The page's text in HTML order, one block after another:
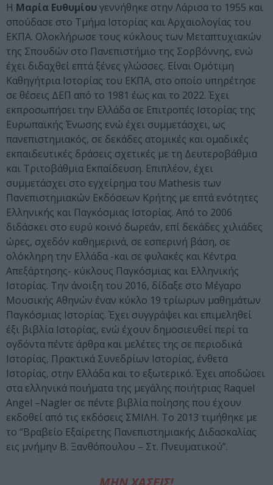
Η Μαρία Ευθυμίου γεννήθηκε στην Λάρισα το 1955 και
σπούδασε στο Τμήμα Ιστορίας και Αρχαιολογίας του
ΕΚΠΑ. Ολοκλήρωσε τους κύκλους των Μεταπτυχιακών
της Σπουδών στο Πανεπιστήμιο της Σορβόννης, ενώ
έχει διδαχθεί επτά ξένες γλώσσες. Είναι Ομότιμη
Καθηγήτρια Ιστορίας του ΕΚΠΑ, στο οποίο υπηρέτησε
σε θέσεις ΔΕΠ από το 1981 έως και το 2022. Έχει
εκπροσωπήσει την Ελλάδα σε Επιτροπές Ιστορίας της
Ευρωπαϊκής Ένωσης ενώ έχει συμμετάσχει, ως
πανεπιστημιακός, σε δεκάδες ατομικές και ομαδικές
εκπαιδευτικές δράσεις σχετικές με τη Δευτεροβάθμια
και Τριτοβάθμια Εκπαίδευση. Επιπλέον, έχει
συμμετάσχει στο εγχείρημα του Mathesis των
Πανεπιστημιακών Εκδόσεων Κρήτης με επτά ενότητες
Ελληνικής και Παγκόσμιας Ιστορίας. Από το 2006
διδάσκει στο ευρύ κοινό δωρεάν, επί δεκάδες χιλιάδες
ώρες, σχεδόν καθημερινά, σε εσπερινή βάση, σε
ολόκληρη την Ελλάδα -και σε φυλακές και Κέντρα
Απεξάρτησης- κύκλους Παγκόσμιας και Ελληνικής
Ιστορίας. Την άνοιξη του 2016, δίδαξε στο Μέγαρο
Μουσικής Αθηνών έναν κύκλο 19 τρίωρων μαθημάτων
Παγκόσμιας Ιστορίας. Έχει συγγράψει και επιμεληθεί
έξι βιβλία Ιστορίας, ενώ έχουν δημοσιευθεί περί τα
ογδόντα πέντε άρθρα και μελέτες της σε περιοδικά
Ιστορίας, Πρακτικά Συνεδρίων Ιστορίας, ένθετα
Ιστορίας, στην Ελλάδα και το εξωτερικό. Έχει αποδώσει
στα ελληνικά ποιήματα της μεγάλης ποιήτριας Raquel
Angel –Nagler σε πέντε βιβλία ποίησης που έχουν
εκδοθεί από τις εκδόσεις ΣΜΙΛΗ. Το 2013 τιμήθηκε με
το “Βραβείο Εξαίρετης Πανεπιστημιακής Διδασκαλίας
εις μνήμην Β. Ξανθόπουλου – Στ. Πνευματικού”.